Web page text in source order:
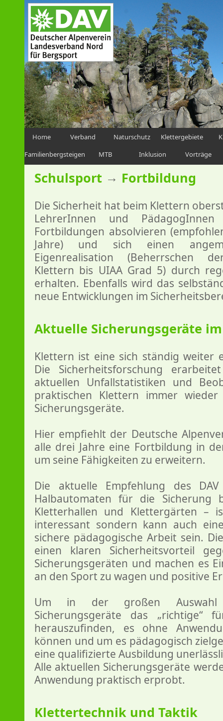
Home Verband Naturschutz Klettergebiete
Familienbergsteigen
MTB Inklusion Vorträge
Schulsport → Fortbildung
Die Sicherheit hat beim Klettern
LehrerInnen und
Fortbildungen absolvieren
Jahre) und sich einen
Eigenrealisation (Beherrschen
Klettern bis UIAA Grad 5) durch
erhalten. Ebenfalls wird das
neue Entwicklungen im
Aktuelle Sicherungsgeräte
Klettern ist eine sich ständig weiter
Die Sicherheitsforschung
aktuellen Unfallstatistiken und
praktischen Klettern immer
Sicherungsgeräte.
Hier empfiehlt der Deutsche
alle drei Jahre eine Fortbildung in
um seine Fähigkeiten zu erweitern.
Die aktuelle Empfehlung des
Halbautomaten für die Sicherung
Kletterhallen und Klettergärten –
interessant sondern kann auch
sichere pädagogische Arbeit sein.
einen klaren Sicherheitsvorteil
Sicherungsgeräten und machen es
an den Sport zu wagen und positive
Um in der großen Auswahl
Sicherungsgeräte das „richtige“
herauszufinden, es ohne
können und um es pädagogisch
eine qualifizierte Ausbildung
Alle aktuellen Sicherungsgeräte
Anwendung praktisch erprobt.
Klettertechnik und Taktik